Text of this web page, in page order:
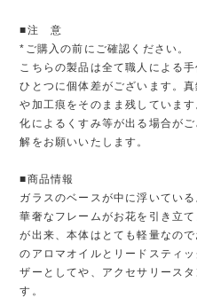
■注 意
*ご購入の前にご確認ください。
こちらの製品は全て職人による
ひとつに個体差がございます。
や加工痕をそのまま残していま
化によるくすみ等が出る場合が
解をお願いいたします。
■商品情報
ガラスのベースが中に浮いてい
華奢なフレームがお花を引き立
が出来、本体はとても軽量なの
のアロマオイルとリードスティ
ザーとしてや、アクセサリース
す。